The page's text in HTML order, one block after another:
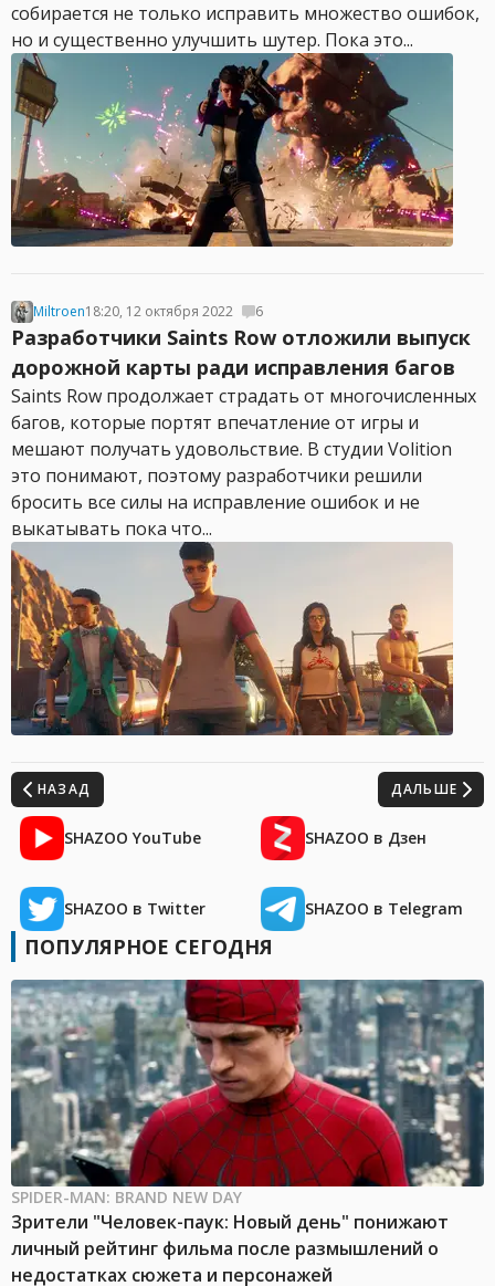
собирается не только исправить множество ошибок,
но и существенно улучшить шутер. Пока это...
Miltroen18:20, 12 октября 2022 6
Разработчики Saints Row отложили выпуск
дорожной карты ради исправления багов
Saints Row продолжает страдать от многочисленных
багов, которые портят впечатление от игры и
мешают получать удовольствие. В студии Volition
это понимают, поэтому разработчики решили
бросить все силы на исправление ошибок и не
выкатывать пока что...
НАЗАД ДАЛЬШЕ
SHAZOO YouTube SHAZOO в Дзен
SHAZOO в Twitter SHAZOO в Telegram
ПОПУЛЯРНОЕ СЕГОДНЯ
SPIDER-MAN: BRAND NEW DAY
Зрители "Человек-паук: Новый день" понижают
личный рейтинг фильма после размышлений о
недостатках сюжета и персонажей